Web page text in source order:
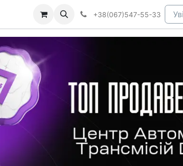
+38(067)547-55-33